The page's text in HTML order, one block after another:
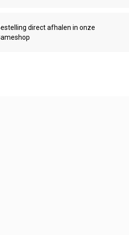
direct afhalen in onze